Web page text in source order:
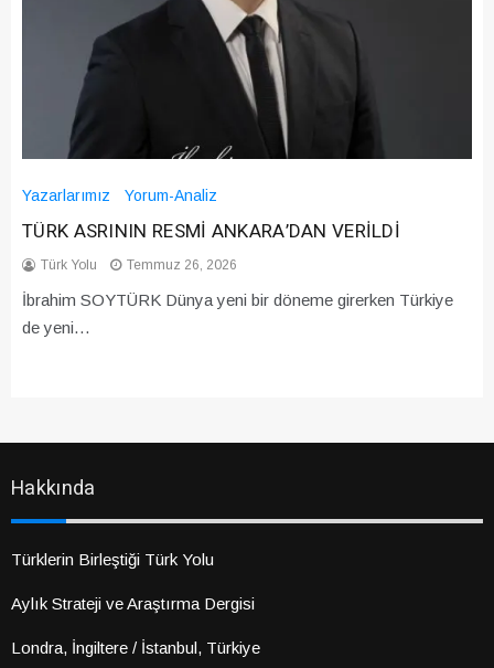
Yazarlarımız Yorum-Analiz
TÜRK ASRININ RESMİ ANKARA’DAN VERİLDİ
Türk Yolu Temmuz 26, 2026
İbrahim SOYTÜRK Dünya yeni bir döneme girerken Türkiye
de yeni…
Hakkında
Türklerin Birleştiği Türk Yolu
Aylık Strateji ve Araştırma Dergisi
Londra, İngiltere / İstanbul, Türkiye